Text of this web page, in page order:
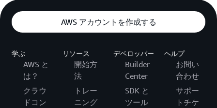
AWS アカウントを作成する
学ぶ
AWS と
は？
クラウ
ドコン
リソース
開始方
法
トレー
ニング
デベロッパー
Builder
Center
SDK と
ツール
ヘルプ
お問い
合わせ
サポー
トチケ